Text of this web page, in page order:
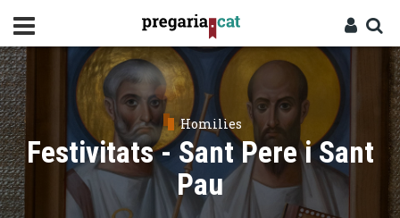
contingut
Entra
Cercador
Homilies
Festivitats - Sant Pere i Sant
Pau